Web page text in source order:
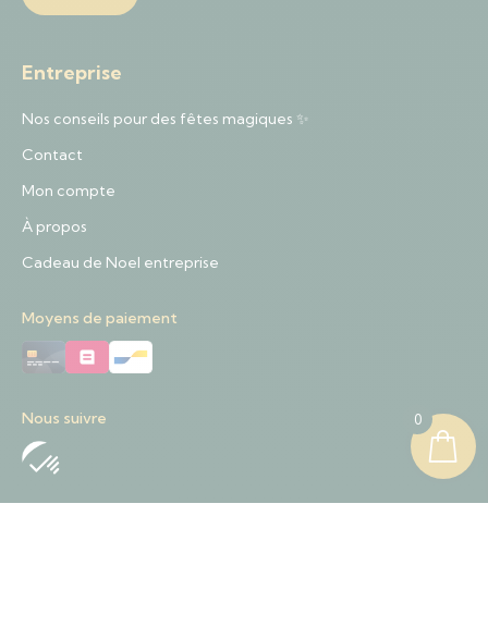
Entreprise
Nos conseils pour des fêtes magiques ✨
Contact
Mon compte
À propos
Cadeau de Noel entreprise
Moyens de paiement
Nous suivre 0